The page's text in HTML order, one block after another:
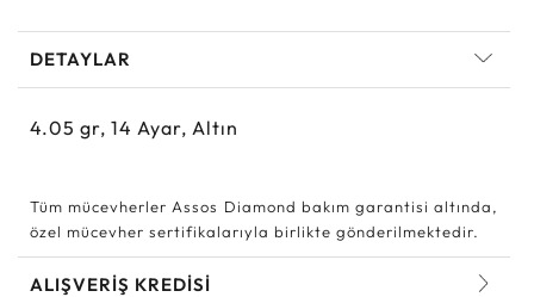
DETAYLAR
4.05 gr, 14 Ayar, Altın
Tüm mücevherler Assos Diamond bakım garantisi altında,
özel mücevher sertifikalarıyla birlikte gönderilmektedir.
ALIŞVERİŞ KREDİSİ